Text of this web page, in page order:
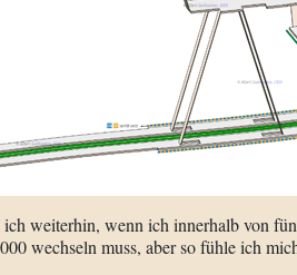
ich weiterhin, wenn ich innerhalb von
wechseln muss, aber so fühle ich